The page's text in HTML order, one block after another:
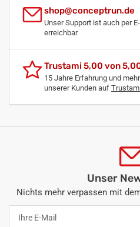
shop@conceptrun.de
Unser Support ist auch per
erreichbar
Trustami 5,00 von
15 Jahre Erfahrung und
unserer Kunden auf
Unser
Nichts mehr verpassen mit